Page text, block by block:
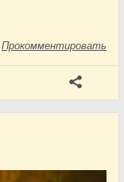
Прокомментировать